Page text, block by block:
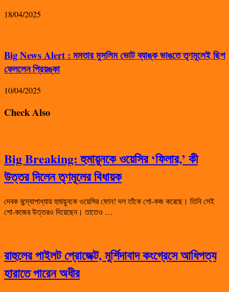
18/04/2025
Big News Alert : মমতার মুসলিম ভোট ব্যাঙ্ক ভাঙতে তৃণমূলেই ছিপ
ফেললেন প্রিয়ঙ্কা
10/04/2025
Check Also
Big Breaking: হুমায়ুনকে ওয়েসির ‘ফিলার,’ কী
উত্তর দিলেন তৃণমূলের বিধায়ক
দেবক বন্দ্যোপাধ্যায় হুমায়ুনকে ওয়েসির ফোন! দল তাঁকে শো-কজ করেছে। তিনি সেই
শো-কজের উত্তরও দিয়েছেন। তাতেও …
রাহুলের পাইলট প্রোজেক্ট, মুর্শিদাবাদ কংগ্রেসে আধিপত্য
হারাতে পারেন অধীর